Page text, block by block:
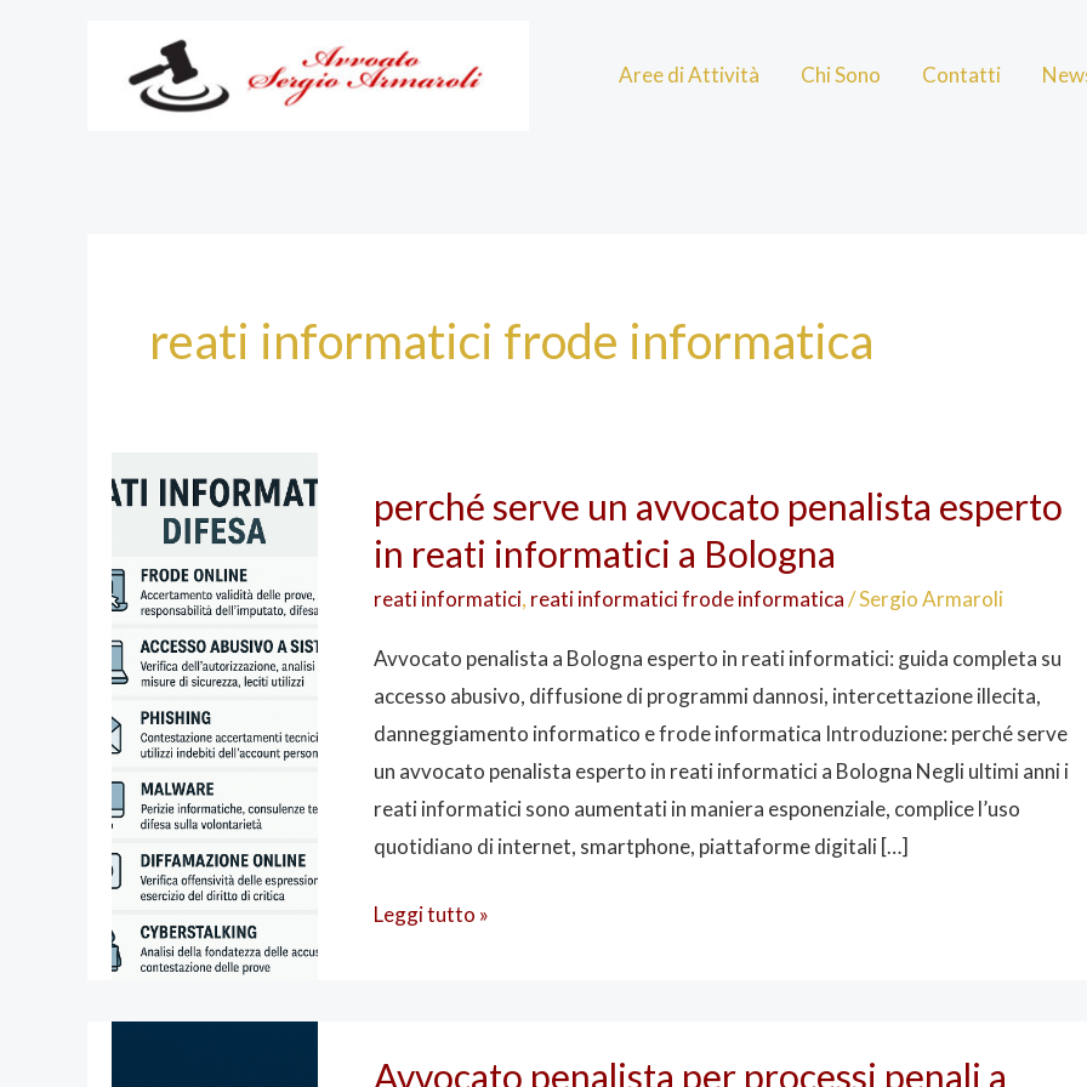
Aree di Attività Chi Sono Contatti
reati informatici frode informatica
perché serve un avvocato penalista esperto
in reati informatici a Bologna
reati informatici, reati informatici frode informatica/Sergio Armaroli
Avvocato penalista a Bologna esperto in reati informatici: guida completa su
accesso abusivo, diffusione di programmi dannosi, intercettazione illecita,
danneggiamento informatico e frode informatica Introduzione: perché serve
un avvocato penalista esperto in reati informatici a Bologna Negli ultimi anni i
reati informatici sono aumentati in maniera esponenziale, complice l’uso
quotidiano di internet, smartphone, piattaforme digitali […]
serve
un
esperto
in
reati
informatici
a
Bologna
Leggi tutto »
Avvocato penalista per processi penali a
penalista